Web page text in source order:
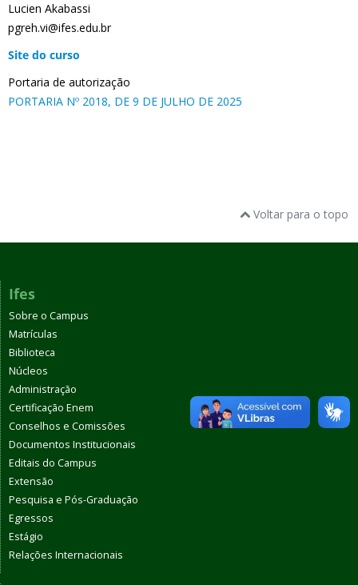
Lucien Akabassi
pgreh.vi@ifes.edu.br
Site do curso
Portaria de autorização
PORTARIA Nº 2018, DE 9 DE JULHO DE 2025
Voltar para o topo
Ifes
Sobre o Campus
Matrículas
Biblioteca
Núcleos
Administração
Certificação Enem
Conselhos e Comissões
Documentos Institucionais
Editais do Campus
Extensão
Pesquisa e Pós-Graduação
Egressos
Estágio
Relações Internacionais